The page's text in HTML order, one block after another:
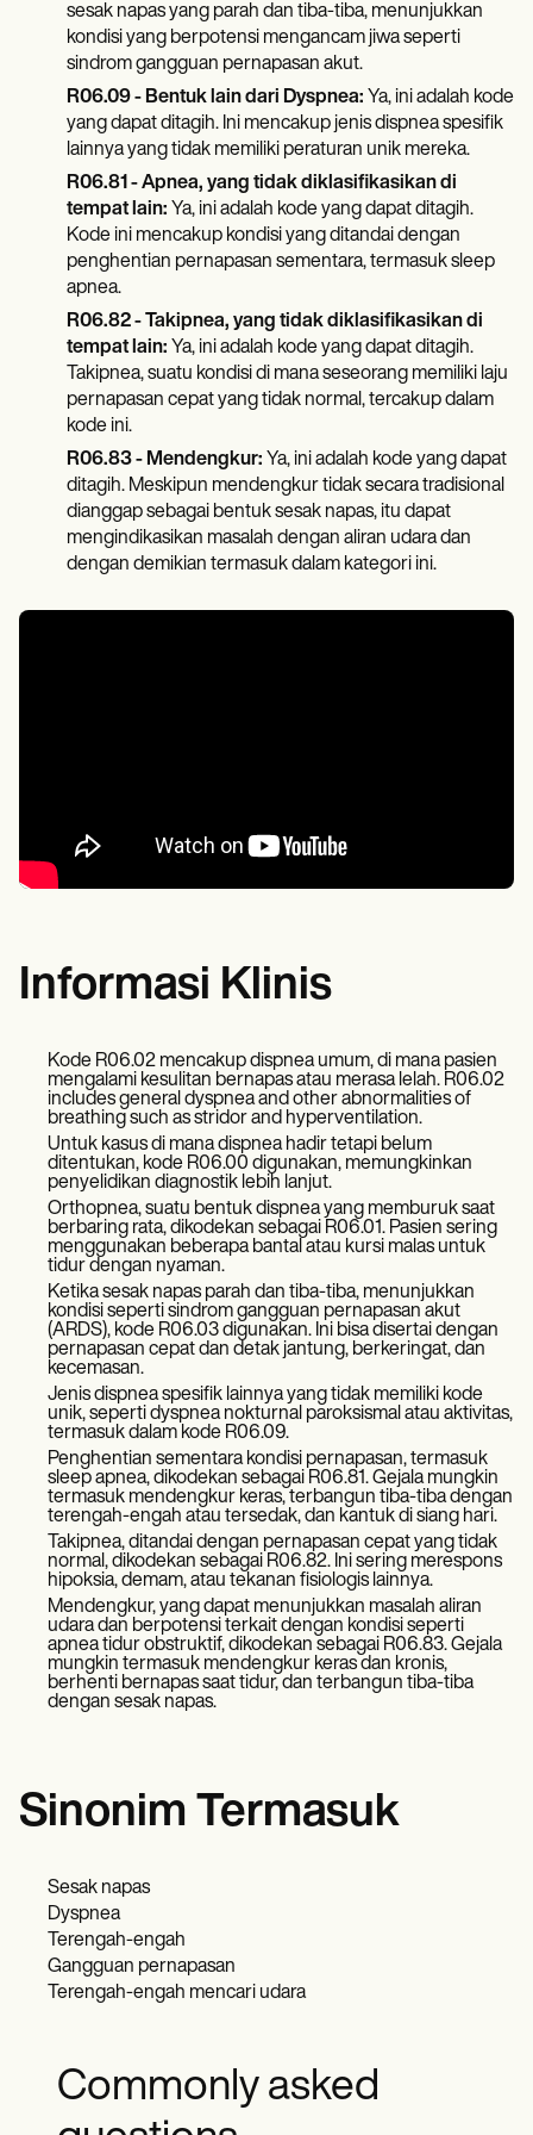
sesak napas yang parah dan tiba-tiba, menunjukkan
kondisi yang berpotensi mengancam jiwa seperti
sindrom gangguan pernapasan akut.
R06.09 - Bentuk lain dari Dyspnea: Ya, ini adalah kode
yang dapat ditagih. Ini mencakup jenis dispnea spesifik
lainnya yang tidak memiliki peraturan unik mereka.
R06.81 - Apnea, yang tidak diklasifikasikan di
tempat lain: Ya, ini adalah kode yang dapat ditagih.
Kode ini mencakup kondisi yang ditandai dengan
penghentian pernapasan sementara, termasuk sleep
apnea.
R06.82 - Takipnea, yang tidak diklasifikasikan di
tempat lain: Ya, ini adalah kode yang dapat ditagih.
Takipnea, suatu kondisi di mana seseorang memiliki laju
pernapasan cepat yang tidak normal, tercakup dalam
kode ini.
R06.83 - Mendengkur: Ya, ini adalah kode yang dapat
ditagih. Meskipun mendengkur tidak secara tradisional
dianggap sebagai bentuk sesak napas, itu dapat
mengindikasikan masalah dengan aliran udara dan
dengan demikian termasuk dalam kategori ini.
Informasi Klinis
Kode R06.02 mencakup dispnea umum, di mana pasien
mengalami kesulitan bernapas atau merasa lelah. R06.02
includes general dyspnea and other abnormalities of
breathing such as stridor and hyperventilation.
Untuk kasus di mana dispnea hadir tetapi belum
ditentukan, kode R06.00 digunakan, memungkinkan
penyelidikan diagnostik lebih lanjut.
Orthopnea, suatu bentuk dispnea yang memburuk saat
berbaring rata, dikodekan sebagai R06.01. Pasien sering
menggunakan beberapa bantal atau kursi malas untuk
tidur dengan nyaman.
Ketika sesak napas parah dan tiba-tiba, menunjukkan
kondisi seperti sindrom gangguan pernapasan akut
(ARDS), kode R06.03 digunakan. Ini bisa disertai dengan
pernapasan cepat dan detak jantung, berkeringat, dan
kecemasan.
Jenis dispnea spesifik lainnya yang tidak memiliki kode
unik, seperti dyspnea nokturnal paroksismal atau aktivitas,
termasuk dalam kode R06.09.
Penghentian sementara kondisi pernapasan, termasuk
sleep apnea, dikodekan sebagai R06.81. Gejala mungkin
termasuk mendengkur keras, terbangun tiba-tiba dengan
terengah-engah atau tersedak, dan kantuk di siang hari.
Takipnea, ditandai dengan pernapasan cepat yang tidak
normal, dikodekan sebagai R06.82. Ini sering merespons
hipoksia, demam, atau tekanan fisiologis lainnya.
Mendengkur, yang dapat menunjukkan masalah aliran
udara dan berpotensi terkait dengan kondisi seperti
apnea tidur obstruktif, dikodekan sebagai R06.83. Gejala
mungkin termasuk mendengkur keras dan kronis,
berhenti bernapas saat tidur, dan terbangun tiba-tiba
dengan sesak napas.
Sinonim Termasuk
Sesak napas
Dyspnea
Terengah-engah
Gangguan pernapasan
Terengah-engah mencari udara
Commonly asked